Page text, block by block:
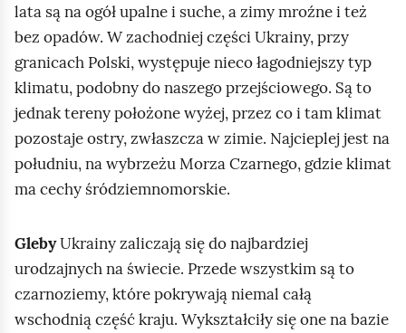
lata są na ogół upalne i suche, a zimy mroźne i też
bez opadów. W zachodniej części Ukrainy, przy
granicach Polski, występuje nieco łagodniejszy typ
klimatu, podobny do naszego przejściowego. Są to
jednak tereny położone wyżej, przez co i tam klimat
pozostaje ostry, zwłaszcza w zimie. Najcieplej jest na
południu, na wybrzeżu Morza Czarnego, gdzie klimat
ma cechy śródziemnomorskie.
GlebyUkrainy zaliczają się do najbardziej
urodzajnych na świecie. Przede wszystkim są to
czarnoziemy, które pokrywają niemal całą
wschodnią część kraju. Wykształciły się one na bazie